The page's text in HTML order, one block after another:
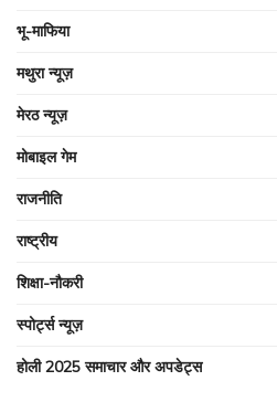
भू-माफिया
मथुरा न्यूज़
मेरठ न्यूज़
मोबाइल गेम
राजनीति
राष्ट्रीय
शिक्षा-नौकरी
स्पोर्ट्स न्यूज़
होली 2025 समाचार और अपडेट्स